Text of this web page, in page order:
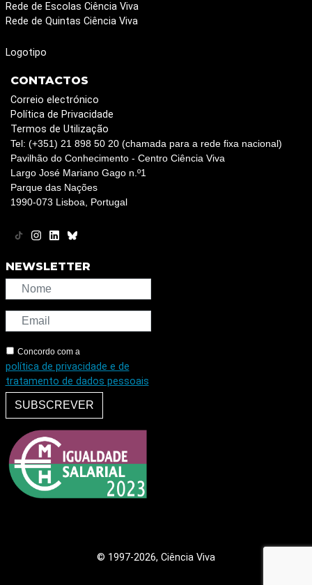
Rede de Escolas Ciência Viva
Rede de Quintas Ciência Viva
Logotipo
CONTACTOS
Correio electrónico
Política de Privacidade
Termos de Utilização
Tel: (+351) 21 898 50 20 (chamada para a rede fixa nacional)
Pavilhão do Conhecimento - Centro Ciência Viva
Largo José Mariano Gago n.º1
Parque das Nações
1990-073 Lisboa, Portugal
NEWSLETTER
Concordo com a
política de privacidade e de
tratamento de dados pessoais
SUBSCREVER
© 1997-2026, Ciência Viva